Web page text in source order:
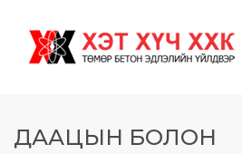
ДААЦЫН БОЛОН